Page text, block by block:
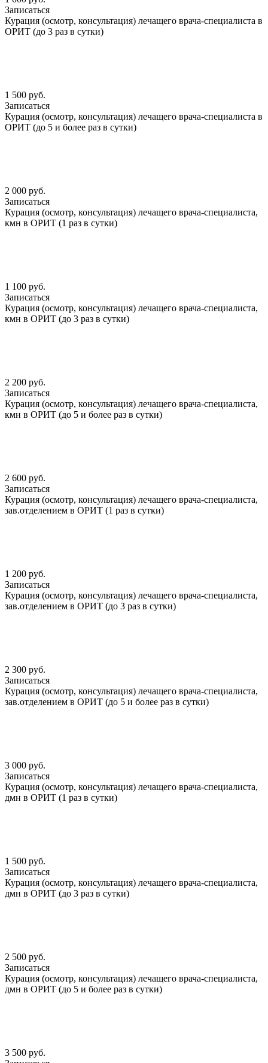
Записаться
Курация (осмотр, консультация) лечащего врача-специалиста в
ОРИТ (до 3 раз в сутки)
1 500 руб.
Записаться
Курация (осмотр, консультация) лечащего врача-специалиста в
ОРИТ (до 5 и более раз в сутки)
2 000 руб.
Записаться
Курация (осмотр, консультация) лечащего врача-специалиста,
кмн в ОРИТ (1 раз в сутки)
1 100 руб.
Записаться
Курация (осмотр, консультация) лечащего врача-специалиста,
кмн в ОРИТ (до 3 раз в сутки)
2 200 руб.
Записаться
Курация (осмотр, консультация) лечащего врача-специалиста,
кмн в ОРИТ (до 5 и более раз в сутки)
2 600 руб.
Записаться
Курация (осмотр, консультация) лечащего врача-специалиста,
зав.отделением в ОРИТ (1 раз в сутки)
1 200 руб.
Записаться
Курация (осмотр, консультация) лечащего врача-специалиста,
зав.отделением в ОРИТ (до 3 раз в сутки)
2 300 руб.
Записаться
Курация (осмотр, консультация) лечащего врача-специалиста,
зав.отделением в ОРИТ (до 5 и более раз в сутки)
3 000 руб.
Записаться
Курация (осмотр, консультация) лечащего врача-специалиста,
дмн в ОРИТ (1 раз в сутки)
1 500 руб.
Записаться
Курация (осмотр, консультация) лечащего врача-специалиста,
дмн в ОРИТ (до 3 раз в сутки)
2 500 руб.
Записаться
Курация (осмотр, консультация) лечащего врача-специалиста,
дмн в ОРИТ (до 5 и более раз в сутки)
3 500 руб.